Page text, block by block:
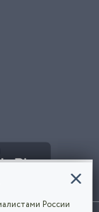
России